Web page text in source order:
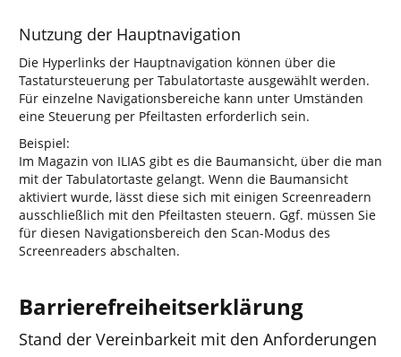
Nutzung der Hauptnavigation
Die Hyperlinks der Hauptnavigation können über die
Tastatursteuerung per Tabulatortaste ausgewählt werden.
Für einzelne Navigationsbereiche kann unter Umständen
eine Steuerung per Pfeiltasten erforderlich sein.
Beispiel:
Im Magazin von ILIAS gibt es die Baumansicht, über die man
mit der Tabulatortaste gelangt. Wenn die Baumansicht
aktiviert wurde, lässt diese sich mit einigen Screenreadern
ausschließlich mit den Pfeiltasten steuern. Ggf. müssen Sie
für diesen Navigationsbereich den Scan-Modus des
Screenreaders abschalten.
Barrierefreiheitserklärung
Stand der Vereinbarkeit mit den Anforderungen